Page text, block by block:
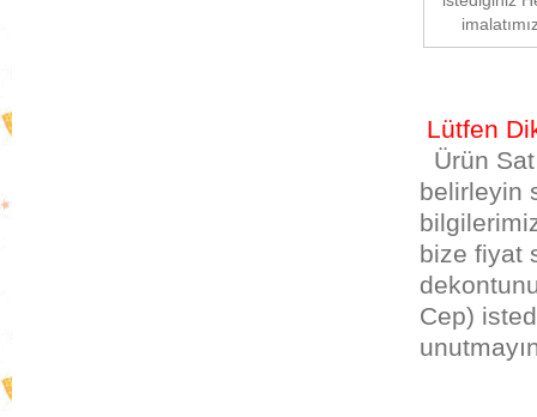
Lütfen
Ürün
belirleyin
bize
Cep)